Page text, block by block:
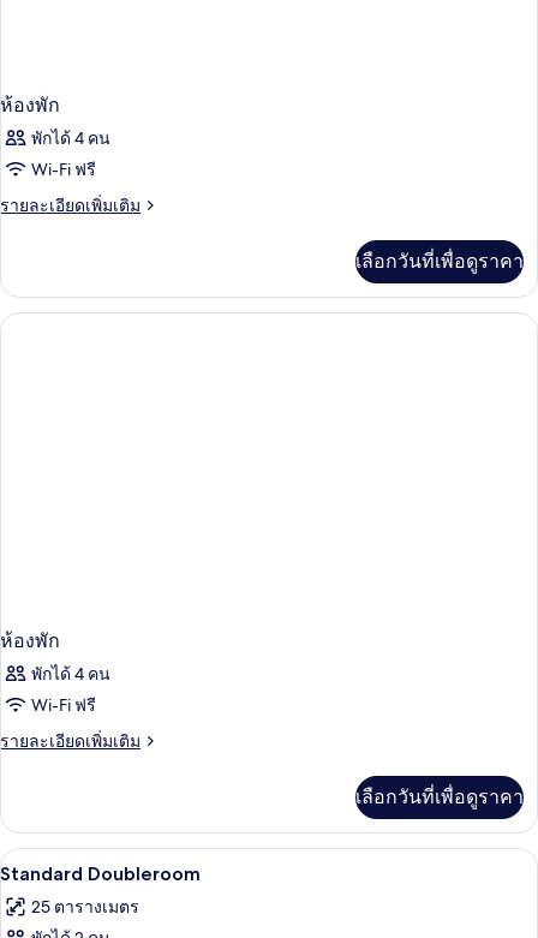
ห้องพัก
พักได้ 4 คน
Wi-Fi ฟรี
รายละเอียดเพิ่มเติม
ราย
เกี่ยว
กับ
ห้อง
เลือกวันที่เพื่อดูราคา
ห้องพัก
พักได้ 4 คน
Wi-Fi ฟรี
รายละเอียดเพิ่มเติม
ราย
เกี่ยว
กับ
ห้อง
เลือกวันที่เพื่อดูราคา
เปิด
ภาพถ่าย
โต๊ะทำงาน, พื้นที่ทำงานแบบใช้แล็ปท็อ
5
Standard Doubleroom
25 ตารางเมตร